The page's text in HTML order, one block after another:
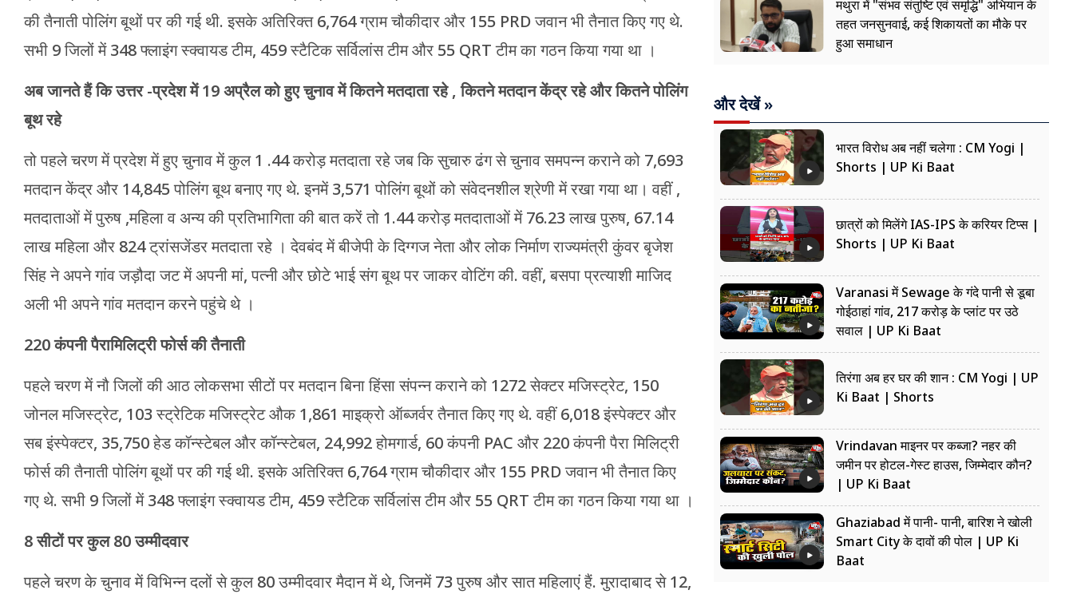
की तैनाती पोलिंग बूथों पर की गई थी. इसके अतिरिक्त 6,764 ग्राम चौकीदार और 155 PRD जवान भी तैनात किए गए थे.
सभी 9 जिलों में 348 फ्लाइंग स्क्वायड टीम, 459 स्टैटिक सर्विलांस टीम और 55 QRT टीम का गठन किया गया था ।
अब जानते हैं कि उत्तर -प्रदेश में 19 अप्रैल को हुए चुनाव में कितने मतदाता रहे , कितने मतदान केंद्र रहे और कितने पोलिंग
बूथ रहे
तो पहले चरण में प्रदेश में हुए चुनाव में कुल 1 .44 करोड़ मतदाता रहे जब कि सुचारु ढंग से चुनाव समपन्न कराने को 7,693
मतदान केंद्र और 14,845 पोलिंग बूथ बनाए गए थे. इनमें 3,571 पोलिंग बूथों को संवेदनशील श्रेणी में रखा गया था। वहीं ,
मतदाताओं में पुरुष ,महिला व अन्य की प्रतिभागिता की बात करें तो 1.44 करोड़ मतदाताओं में 76.23 लाख पुरुष, 67.14
लाख महिला और 824 ट्रांसजेंडर मतदाता रहे । देवबंद में बीजेपी के दिग्गज नेता और लोक निर्माण राज्यमंत्री कुंवर बृजेश
सिंह ने अपने गांव जड़ौदा जट में अपनी मां, पत्नी और छोटे भाई संग बूथ पर जाकर वोटिंग की. वहीं, बसपा प्रत्याशी माजिद
अली भी अपने गांव मतदान करने पहुंचे थे ।
220 कंपनी पैरामिलिट्री फोर्स की तैनाती
पहले चरण में नौ जिलों की आठ लोकसभा सीटों पर मतदान बिना हिंसा संपन्न कराने को 1272 सेक्टर मजिस्ट्रेट, 150
जोनल मजिस्ट्रेट, 103 स्ट्रेटिक मजिस्ट्रेट औक 1,861 माइक्रो ऑब्जर्वर तैनात किए गए थे. वहीं 6,018 इंस्पेक्टर और
सब इंस्पेक्टर, 35,750 हेड कॉन्स्टेबल और कॉन्स्टेबल, 24,992 होमगार्ड, 60 कंपनी PAC और 220 कंपनी पैरा मिलिट्री
फोर्स की तैनाती पोलिंग बूथों पर की गई थी. इसके अतिरिक्त 6,764 ग्राम चौकीदार और 155 PRD जवान भी तैनात किए
गए थे. सभी 9 जिलों में 348 फ्लाइंग स्क्वायड टीम, 459 स्टैटिक सर्विलांस टीम और 55 QRT टीम का गठन किया गया था ।
8 सीटों पर कुल 80 उम्मीदवार
पहले चरण के चुनाव में विभिन्न दलों से कुल 80 उम्मीदवार मैदान में थे, जिनमें 73 पुरुष और सात महिलाएं हैं. मुरादाबाद से 12,
मथुरा में "संभव संतुष्टि एवं समृद्धि" अभियान के
तहत जनसुनवाई, कई शिकायतों का मौके पर
हुआ समाधान
और देखें »
भारत विरोध अब नहीं चलेगा : CM Yogi |
Shorts | UP Ki Baat
छात्रों को मिलेंगे IAS-IPS के करियर टिप्स |
Shorts | UP Ki Baat
Varanasi में Sewage के गंदे पानी से डूबा
गोईठाहां गांव, 217 करोड़ के प्लांट पर उठे
सवाल | UP Ki Baat
तिरंगा अब हर घर की शान : CM Yogi | UP
Ki Baat | Shorts
Vrindavan माइनर पर कब्जा? नहर की
जमीन पर होटल-गेस्ट हाउस, जिम्मेदार कौन?
| UP Ki Baat
Ghaziabad में पानी- पानी, बारिश ने खोली
Smart City के दावों की पोल | UP Ki
Baat